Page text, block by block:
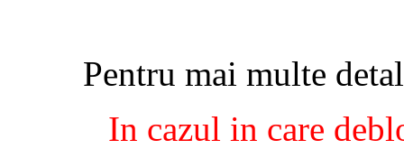
Pentru mai multe
In cazul in care